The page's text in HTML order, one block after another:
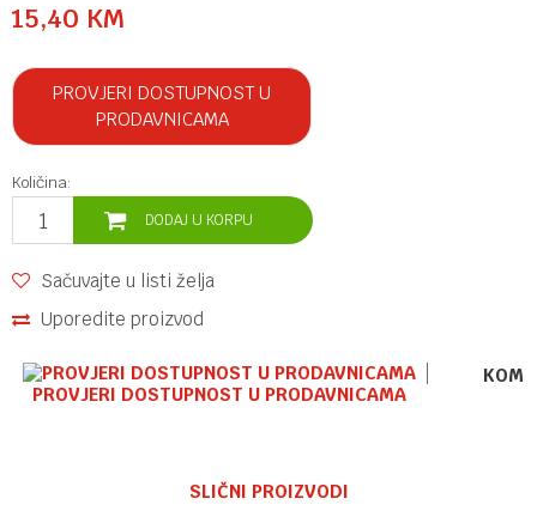
15,40 KM
PROVJERI DOSTUPNOST U
PRODAVNICAMA
Količina:
DODAJ U KORPU
Sačuvajte u listi želja
Uporedite proizvod
PROVJERI DOSTUPNOST U PRODAVNICAMA
SLIČNI PROIZVODI